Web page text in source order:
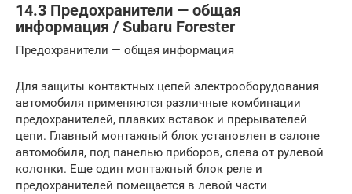
14.3 Предохранители — общая
информация / Subaru Forester
Предохранители — общая информация
Для защиты контактных цепей электрооборудования
автомобиля применяются различные комбинации
предохранителей, плавких вставок и прерывателей
цепи. Главный монтажный блок установлен в салоне
автомобиля, под панелью приборов, слева от рулевой
колонки. Еще один монтажный блок реле и
предохранителей помещается в левой части